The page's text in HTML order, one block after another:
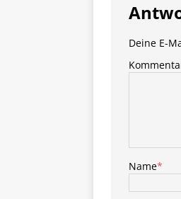
Deine E-
Name*